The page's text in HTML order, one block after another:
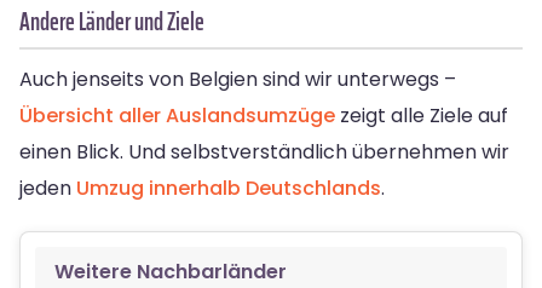
Andere Länder und Ziele
Auch jenseits von Belgien sind wir unterwegs –
Übersicht aller Auslandsumzüge zeigt alle Ziele auf
einen Blick. Und selbstverständlich übernehmen wir
jeden Umzug innerhalb Deutschlands.
Weitere Nachbarländer